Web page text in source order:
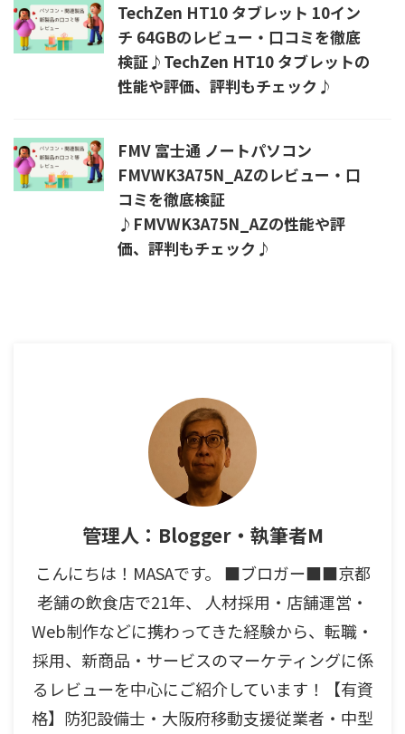
TechZen HT10 タブレット 10イン
チ 64GBのレビュー・口コミを徹底
検証♪TechZen HT10 タブレットの
性能や評価、評判もチェック♪
FMV 富士通 ノートパソコン
FMVWK3A75N_AZのレビュー・口
コミを徹底検証
♪FMVWK3A75N_AZの性能や評
価、評判もチェック♪
管理人：Blogger・執筆者M
こんにちは！MASAです。 ■ブロガー■■京都
老舗の飲食店で21年、 人材採用・店舗運営・
Web制作などに携わってきた経験から、転職・
採用、新商品・サービスのマーケティングに係
るレビューを中心にご紹介しています！【有資
格】防犯設備士・大阪府移動支援従業者・中型